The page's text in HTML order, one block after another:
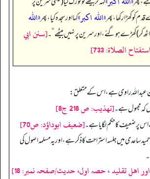
کو کھڑا رکھا، پھر«الله اكبر»کہا اور سجدہ کیا، پھر«الله
کر) کھڑے ہو گئے، اور سرین پر نہیں بیٹھے“۔[سنن ابي
الصلاة: 733]
عبداللہ راوی ہے، اس کے متعلق:
کہ مجہول ہے۔[تهذيب: ص 218 ج8]
پر ضعیف کا حکم لگایا ہے۔[ضعيف ابوداؤد: ص70]
ساعدی میں جلسہ استراحت کا ذکر ہے، اور یہ مسلمہ اصول کی
اهل تقليد ، حصہ اول، حدیث/صفحہ نمبر: 18]